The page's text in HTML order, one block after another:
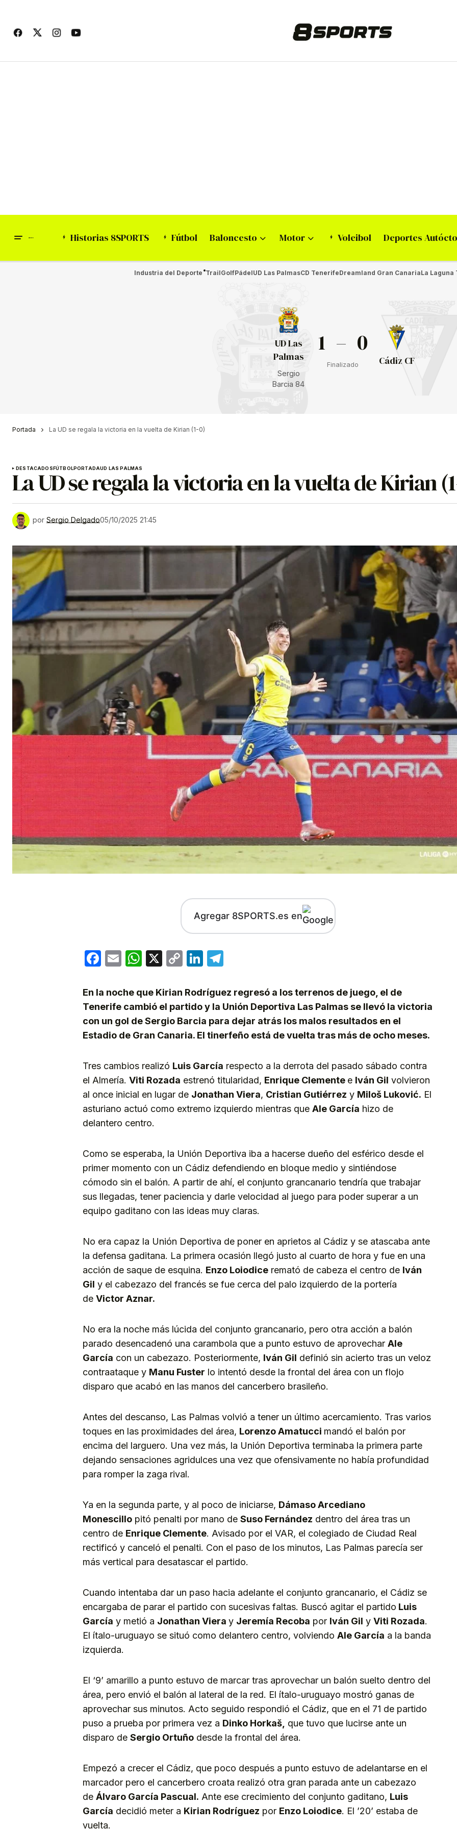
Historias 8SPORTS Fútbol Baloncesto Motor Voleibol Deportes
Industria del Deporte TrailGolfPádelUD Las PalmasCD TenerifeDreamland Gran CanariaLa Laguna
UD Las
Palmas
Sergio
Barcia 84
1 – 0
Finalizado Cádiz CF
Portada La UD se regala la victoria en la vuelta de Kirian (1-0)
DESTACADOSFÚTBOLPORTADAUD LAS PALMAS
La UD se regala la victoria en la vuelta de Kirian
por Sergio Delgado05/10/2025 21:45
Agregar 8SPORTS.es en
Facebook
EmailWhatsApp
X
CopyLinkedIn
En la noche que Kirian Rodríguez regresó a los terrenos de juego, el de
Tenerife cambió el partido y la Unión Deportiva Las Palmas se llevó la victoria
con un gol de Sergio Barcia para dejar atrás los malos resultados en el
Estadio de Gran Canaria. El tinerfeño está de vuelta tras más de ocho meses.
Tres cambios realizó Luis García respecto a la derrota del pasado sábado contra
el Almería. Viti Rozada estrenó titularidad, Enrique Clemente e Iván Gil volvieron
al once inicial en lugar de Jonathan Viera, Cristian Gutiérrez y Miloš Luković. El
asturiano actuó como extremo izquierdo mientras que Ale García hizo de
delantero centro.
Como se esperaba, la Unión Deportiva iba a hacerse dueño del esférico desde el
primer momento con un Cádiz defendiendo en bloque medio y sintiéndose
cómodo sin el balón. A partir de ahí, el conjunto grancanario tendría que trabajar
sus llegadas, tener paciencia y darle velocidad al juego para poder superar a un
equipo gaditano con las ideas muy claras.
No era capaz la Unión Deportiva de poner en aprietos al Cádiz y se atascaba ante
la defensa gaditana. La primera ocasión llegó justo al cuarto de hora y fue en una
acción de saque de esquina. Enzo Loiodice remató de cabeza el centro de Iván
Gil y el cabezazo del francés se fue cerca del palo izquierdo de la portería
de Victor Aznar.
No era la noche más lúcida del conjunto grancanario, pero otra acción a balón
parado desencadenó una carambola que a punto estuvo de aprovechar Ale
García con un cabezazo. Posteriormente, Iván Gil definió sin acierto tras un veloz
contraataque y Manu Fuster lo intentó desde la frontal del área con un flojo
disparo que acabó en las manos del cancerbero brasileño.
Antes del descanso, Las Palmas volvió a tener un último acercamiento. Tras varios
toques en las proximidades del área, Lorenzo Amatucci mandó el balón por
encima del larguero. Una vez más, la Unión Deportiva terminaba la primera parte
dejando sensaciones agridulces una vez que ofensivamente no había profundidad
para romper la zaga rival.
Ya en la segunda parte, y al poco de iniciarse, Dámaso Arcediano
Monescillo pitó penalti por mano de Suso Fernández dentro del área tras un
centro de Enrique Clemente. Avisado por el VAR, el colegiado de Ciudad Real
rectificó y canceló el penalti. Con el paso de los minutos, Las Palmas parecía ser
más vertical para desatascar el partido.
Cuando intentaba dar un paso hacia adelante el conjunto grancanario, el Cádiz se
encargaba de parar el partido con sucesivas faltas. Buscó agitar el partido Luis
García y metió a Jonathan Viera y Jeremía Recoba por Iván Gil y Viti Rozada.
El ítalo-uruguayo se situó como delantero centro, volviendo Ale García a la banda
izquierda.
El ‘9’ amarillo a punto estuvo de marcar tras aprovechar un balón suelto dentro del
área, pero envió el balón al lateral de la red. El ítalo-uruguayo mostró ganas de
aprovechar sus minutos. Acto seguido respondió el Cádiz, que en el 71 de partido
puso a prueba por primera vez a Dinko Horkaš, que tuvo que lucirse ante un
disparo de Sergio Ortuño desde la frontal del área.
Empezó a crecer el Cádiz, que poco después a punto estuvo de adelantarse en el
marcador pero el cancerbero croata realizó otra gran parada ante un cabezazo
de Álvaro García Pascual. Ante ese crecimiento del conjunto gaditano, Luis
García decidió meter a Kirian Rodríguez por Enzo Loiodice. El ’20’ estaba de
vuelta.